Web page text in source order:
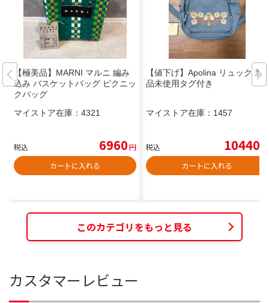
【極美品】MARNI マルニ 編み
込み バスケットバッグ ピクニッ
クバッグ
マイストア在庫： 4321
税込 6960円
カートに入れる
【値下げ】Apolina リュック 新
品未使用タグ付き
マイストア在庫： 1457
税込 10440
カートに入れる
このカテゴリをもっと見る
カスタマーレビュー